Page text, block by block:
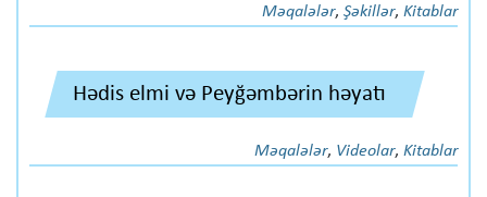
Məqalələr, Şəkillər, Kitablar
Hədis elmi və Peyğəmbərin həyatı
Məqalələr, Videolar, Kitablar